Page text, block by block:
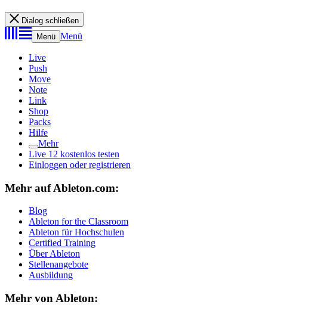
Dialog schließen
Menü Menü
Live
Push
Move
Note
Link
Shop
Packs
Hilfe
Mehr
Live 12 kostenlos testen
Einloggen oder registrieren
Mehr auf Ableton.com:
Blog
Ableton for the Classroom
Ableton für Hochschulen
Certified Training
Über Ableton
Stellenangebote
Ausbildung
Mehr von Ableton: